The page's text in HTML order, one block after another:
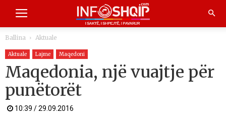
Ballina Aktuale
Aktuale Lajme Maqedoni
Maqedonia, një vuajtje për
punëtorët
10:39 / 29.09.2016